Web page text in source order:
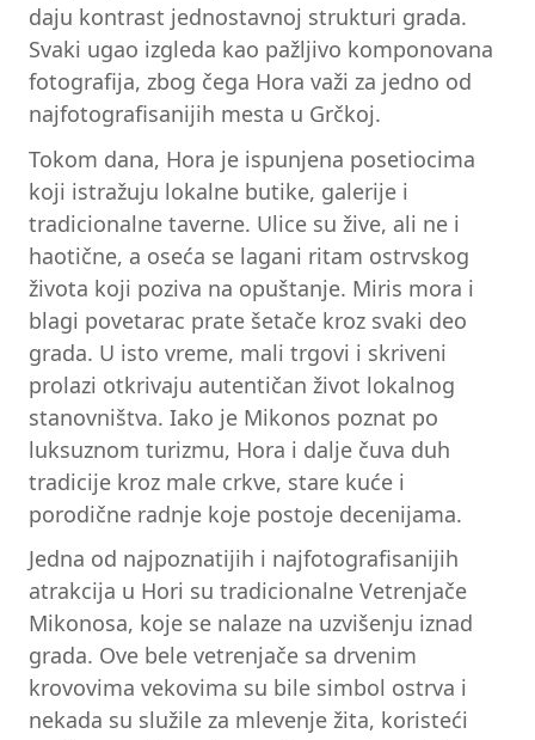
daju kontrast jednostavnoj strukturi grada.
Svaki ugao izgleda kao pažljivo komponovana
fotografija, zbog čega Hora važi za jedno od
najfotografisanijih mesta u Grčkoj.
Tokom dana, Hora je ispunjena posetiocima
koji istražuju lokalne butike, galerije i
tradicionalne taverne. Ulice su žive, ali ne i
haotične, a oseća se lagani ritam ostrvskog
života koji poziva na opuštanje. Miris mora i
blagi povetarac prate šetače kroz svaki deo
grada. U isto vreme, mali trgovi i skriveni
prolazi otkrivaju autentičan život lokalnog
stanovništva. Iako je Mikonos poznat po
luksuznom turizmu, Hora i dalje čuva duh
tradicije kroz male crkve, stare kuće i
porodične radnje koje postoje decenijama.
Jedna od najpoznatijih i najfotografisanijih
atrakcija u Hori su tradicionalne Vetrenjače
Mikonosa, koje se nalaze na uzvišenju iznad
grada. Ove bele vetrenjače sa drvenim
krovovima vekovima su bile simbol ostrva i
nekada su služile za mlevenje žita, koristeći